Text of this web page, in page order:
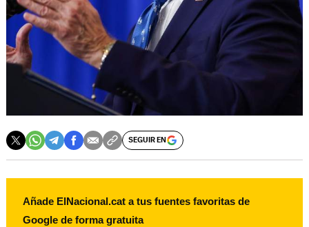
SEGUIR EN
Añade ElNacional.cat a tus fuentes favoritas de
Google de forma gratuita